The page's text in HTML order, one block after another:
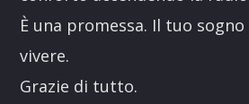
È una promessa. Il tuo
vivere.
Grazie di tutto.